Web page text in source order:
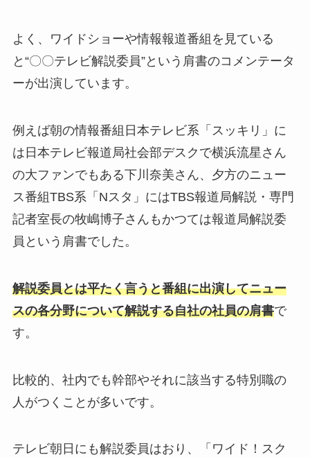
よく、ワイドショーや情報報道番組を見ている
と“〇〇テレビ解説委員”という肩書のコメンテータ
ーが出演しています。
例えば朝の情報番組日本テレビ系「スッキリ」に
は日本テレビ報道局社会部デスクで横浜流星さん
の大ファンでもある下川奈美さん、夕方のニュー
ス番組TBS系「Nスタ」にはTBS報道局解説・専門
記者室長の牧嶋博子さんもかつては報道局解説委
員という肩書でした。
解説委員とは平たく言うと番組に出演してニュー
スの各分野について解説する自社の社員の肩書で
す。
比較的、社内でも幹部やそれに該当する特別職の
人がつくことが多いです。
テレビ朝日にも解説委員はおり、「ワイド！スク